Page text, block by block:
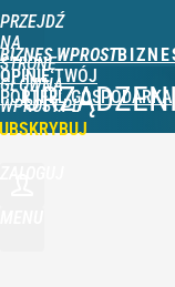
PRZEJDŹ
NA
STRONĘ
GŁÓWNĄ
WPROST.PL
BIZNES WPROST
OPINIE TWÓJ
PORTFEL GOSPODARKA